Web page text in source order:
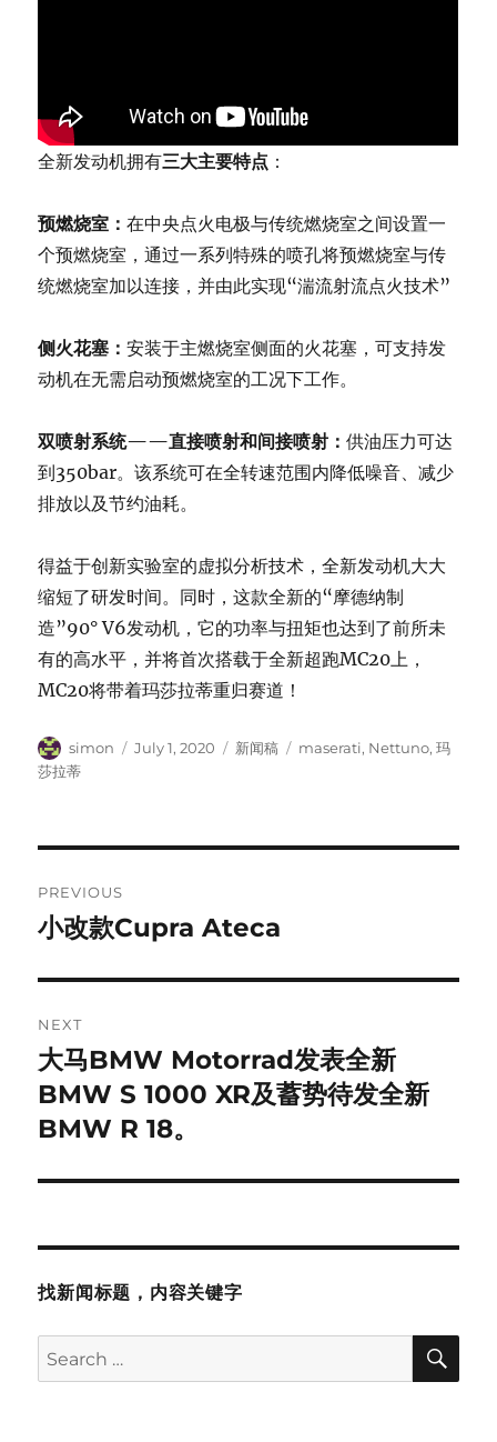
全新发动机拥有三大主要特点 ：
预燃烧室：在中央点火电极与传统燃烧室之间设置一
个预燃烧室，通过一系列特殊的喷孔将预燃烧室与传
统燃烧室加以连接，并由此实现“湍流射流点火技术”
侧火花塞：安装于主燃烧室侧面的火花塞，可支持发
动机在无需启动预燃烧室的工况下工作。
双喷射系统——直接喷射和间接喷射：供油压力可达
到350bar。该系统可在全转速范围内降低噪音、减少
排放以及节约油耗。
得益于创新实验室的虚拟分析技术，全新发动机大大
缩短了研发时间。同时，这款全新的“摩德纳制
造”90° V6发动机，它的功率与扭矩也达到了前所未
有的高水平，并将首次搭载于全新超跑MC20上，
MC20将带着玛莎拉蒂重归赛道！
Author
simon
Posted
July 1, 2020 Categories
新闻稿 Tags
maserati, Nettuno,玛
莎拉蒂
navigation
PREVIOUS
Previous
小改款Cupra Ateca
NEXT
Next
post:
大马BMW Motorrad发表全新
BMW S 1000 XR及蓄势待发全新
BMW R 18。
找新闻标题，内容关键字
Search
for: